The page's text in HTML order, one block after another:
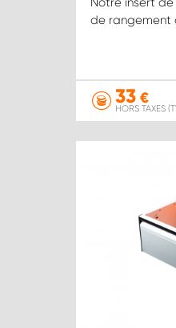
de rangement
33 €
HORS TAXES